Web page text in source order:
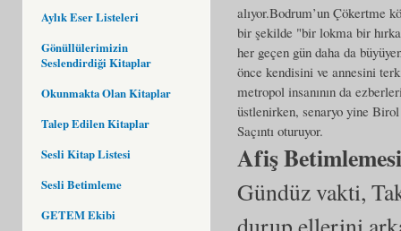
Aylık Eser Listeleri
Gönüllülerimizin
Seslendirdiği Kitaplar
Okunmakta Olan Kitaplar
Talep Edilen Kitaplar
Sesli Kitap Listesi
Sesli Betimleme
GETEM Ekibi
alıyor.Bodrum’un Çökertme
bir şekilde "bir lokma bir
her geçen gün daha da
önce kendisini ve annesini
metropol insanının da
üstlenirken, senaryo yine
Saçıntı oturuyor.
Afiş
Gündüz vakti,